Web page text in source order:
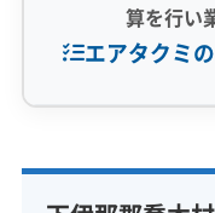
算を行い
エアタクミ
完全分解洗浄 部分